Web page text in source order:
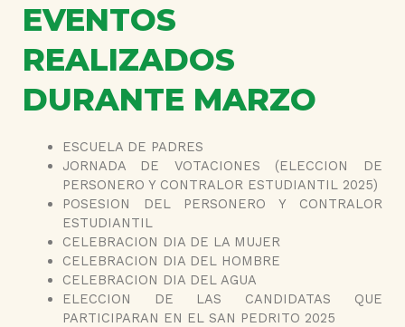
EVENTOS
REALIZADOS
DURANTE MARZO
ESCUELA DE PADRES
JORNADA DE VOTACIONES (ELECCION DE
PERSONERO Y CONTRALOR ESTUDIANTIL 2025)
POSESION DEL PERSONERO Y CONTRALOR
ESTUDIANTIL
CELEBRACION DIA DE LA MUJER
CELEBRACION DIA DEL HOMBRE
CELEBRACION DIA DEL AGUA
ELECCION DE LAS CANDIDATAS QUE
PARTICIPARAN EN EL SAN PEDRITO 2025